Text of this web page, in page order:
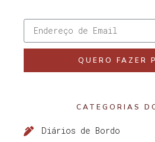
QUERO FAZER
CATEGORIAS
Diários de Bordo